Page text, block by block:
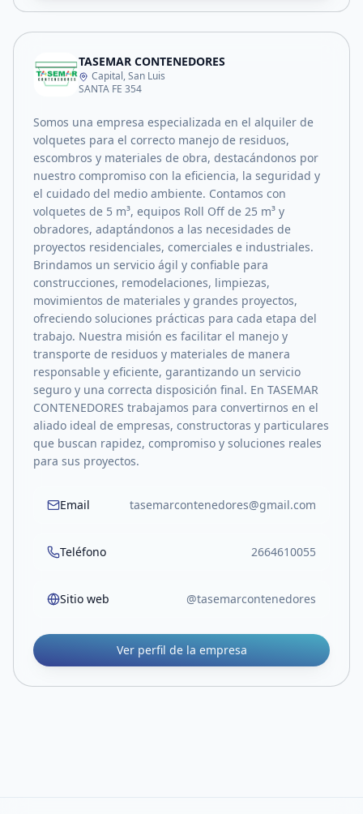
TASEMAR CONTENEDORES
Capital, San Luis
SANTA FE 354
Somos una empresa especializada en el alquiler de
volquetes para el correcto manejo de residuos,
escombros y materiales de obra, destacándonos por
nuestro compromiso con la eficiencia, la seguridad y
el cuidado del medio ambiente. Contamos con
volquetes de 5 m³, equipos Roll Off de 25 m³ y
obradores, adaptándonos a las necesidades de
proyectos residenciales, comerciales e industriales.
Brindamos un servicio ágil y confiable para
construcciones, remodelaciones, limpiezas,
movimientos de materiales y grandes proyectos,
ofreciendo soluciones prácticas para cada etapa del
trabajo. Nuestra misión es facilitar el manejo y
transporte de residuos y materiales de manera
responsable y eficiente, garantizando un servicio
seguro y una correcta disposición final. En TASEMAR
CONTENEDORES trabajamos para convertirnos en el
aliado ideal de empresas, constructoras y particulares
que buscan rapidez, compromiso y soluciones reales
para sus proyectos.
Email tasemarcontenedores@gmail.com
Teléfono 2664610055
Sitio web @tasemarcontenedores
Ver perfil de la empresa